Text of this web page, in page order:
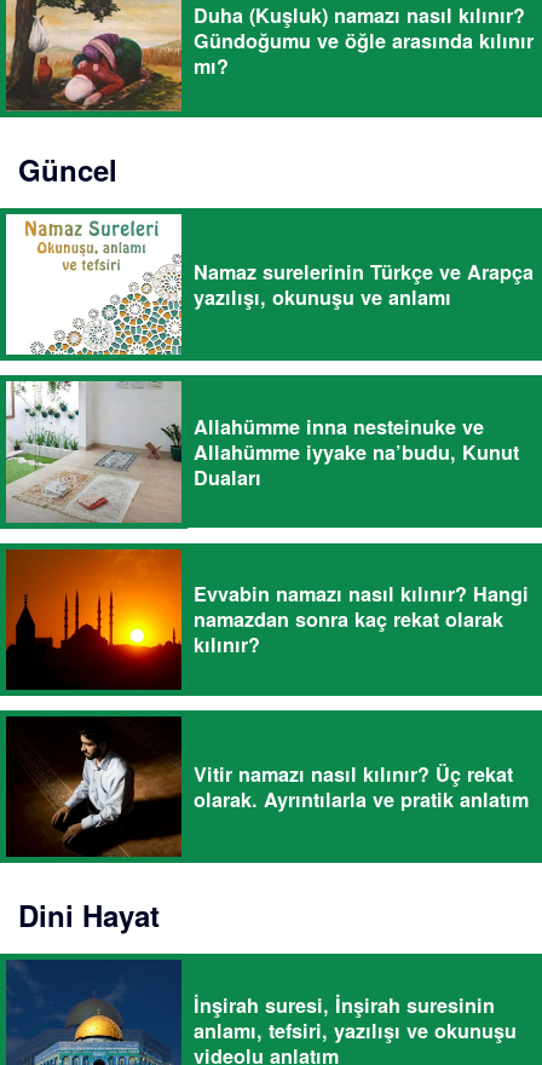
Duha (Kuşluk) namazı nasıl kılınır?
Gündoğumu ve öğle arasında kılınır
mı?
Güncel
Namaz surelerinin Türkçe ve Arapça
yazılışı, okunuşu ve anlamı
Allahümme inna nesteinuke ve
Allahümme iyyake na’budu, Kunut
Duaları
Evvabin namazı nasıl kılınır? Hangi
namazdan sonra kaç rekat olarak
kılınır?
Vitir namazı nasıl kılınır? Üç rekat
olarak. Ayrıntılarla ve pratik anlatım
Dini Hayat
İnşirah suresi, İnşirah suresinin
anlamı, tefsiri, yazılışı ve okunuşu
videolu anlatım